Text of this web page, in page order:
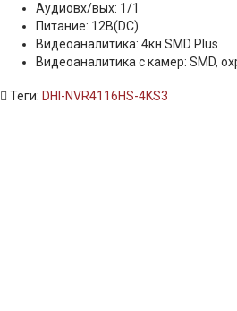
Аудиовх/вых: 1/1
Питание: 12В(DC)
Видеоаналитика: 4кн SMD Plus
Видеоаналитика с камер: SMD,
Теги: DHI-NVR4116HS-4KS3